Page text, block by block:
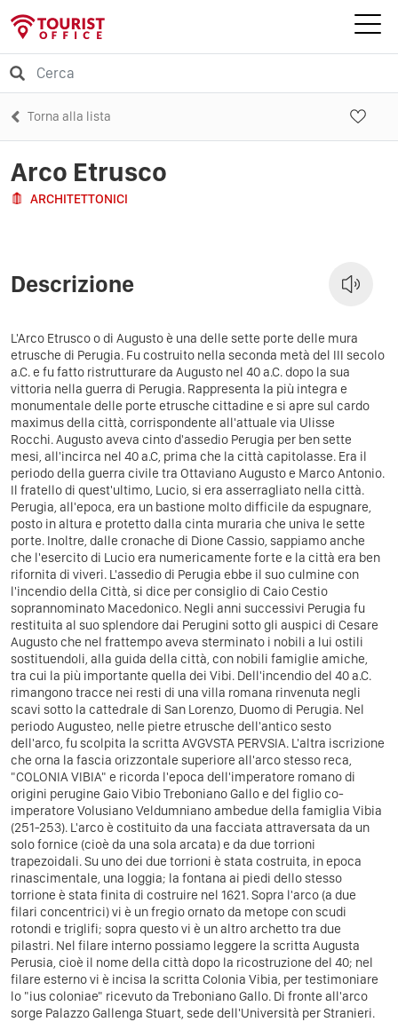
Torna alla lista
Arco Etrusco
ARCHITETTONICI
Descrizione
L'Arco Etrusco o di Augusto è una delle sette porte delle mura
etrusche di Perugia. Fu costruito nella seconda metà del III secolo
a.C. e fu fatto ristrutturare da Augusto nel 40 a.C. dopo la sua
vittoria nella guerra di Perugia. Rappresenta la più integra e
monumentale delle porte etrusche cittadine e si apre sul cardo
maximus della città, corrispondente all'attuale via Ulisse
Rocchi. Augusto aveva cinto d'assedio Perugia per ben sette
mesi, all'incirca nel 40 a.C, prima che la città capitolasse. Era il
periodo della guerra civile tra Ottaviano Augusto e Marco Antonio.
Il fratello di quest'ultimo, Lucio, si era asserragliato nella città.
Perugia, all'epoca, era un bastione molto difficile da espugnare,
posto in altura e protetto dalla cinta muraria che univa le sette
porte. Inoltre, dalle cronache di Dione Cassio, sappiamo anche
che l'esercito di Lucio era numericamente forte e la città era ben
rifornita di viveri. L'assedio di Perugia ebbe il suo culmine con
l'incendio della Città, si dice per consiglio di Caio Cestio
soprannominato Macedonico. Negli anni successivi Perugia fu
restituita al suo splendore dai Perugini sotto gli auspici di Cesare
Augusto che nel frattempo aveva sterminato i nobili a lui ostili
sostituendoli, alla guida della città, con nobili famiglie amiche,
tra cui la più importante quella dei Vibi. Dell'incendio del 40 a.C.
rimangono tracce nei resti di una villa romana rinvenuta negli
scavi sotto la cattedrale di San Lorenzo, Duomo di Perugia. Nel
periodo Augusteo, nelle pietre etrusche dell'antico sesto
dell'arco, fu scolpita la scritta AVGVSTA PERVSIA. L'altra iscrizione
che orna la fascia orizzontale superiore all'arco stesso reca,
"COLONIA VIBIA" e ricorda l'epoca dell'imperatore romano di
origini perugine Gaio Vibio Treboniano Gallo e del figlio co-
imperatore Volusiano Veldumniano ambedue della famiglia Vibia
(251-253). L'arco è costituito da una facciata attraversata da un
solo fornice (cioè da una sola arcata) e da due torrioni
trapezoidali. Su uno dei due torrioni è stata costruita, in epoca
rinascimentale, una loggia; la fontana ai piedi dello stesso
torrione è stata finita di costruire nel 1621. Sopra l'arco (a due
filari concentrici) vi è un fregio ornato da metope con scudi
rotondi e triglifi; sopra questo vi è un altro archetto tra due
pilastri. Nel filare interno possiamo leggere la scritta Augusta
Perusia, cioè il nome della città dopo la ricostruzione del 40; nel
filare esterno vi è incisa la scritta Colonia Vibia, per testimoniare
lo "ius coloniae" ricevuto da Treboniano Gallo. Di fronte all'arco
sorge Palazzo Gallenga Stuart, sede dell'Università per Stranieri.